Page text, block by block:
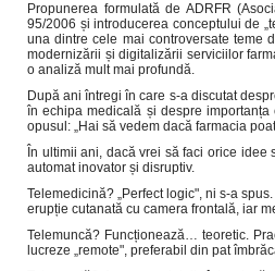
Propunerea formulată de ADRFR
95/2006 și introducerea conceptului de
una dintre cele mai controversate teme
modernizării și digitalizării serviciilor
o analiză mult mai profundă.
După ani întregi în care s-a discutat
în echipa medicală și despre
opusul: „Hai să vedem dacă farmacia
În ultimii ani, dacă vrei să faci orice idee
automat inovator și disruptiv.
Telemedicină? „Perfect logic", ni s-a
erupție cutanată cu camera frontală, iar
Telemuncă? Funcționează… teoretic.
lucreze „remote", preferabil din pat